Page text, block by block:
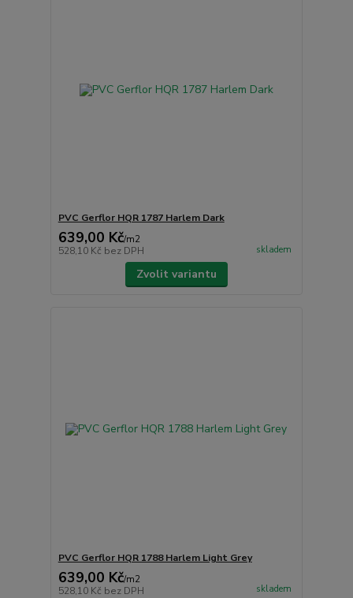
PVC Gerflor HQR 1787 Harlem Dark
639,00 Kč/m2
528,10 Kč bez DPH skladem
Zvolit variantu
PVC Gerflor HQR 1788 Harlem Light Grey
639,00 Kč/m2
528,10 Kč bez DPH skladem